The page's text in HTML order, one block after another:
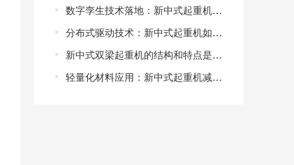
数字孪生技术落地：新中式起重机的虚拟调试能缩短多少交付周期？从物理样机到数字镜像，调试成本能否降低50%以上？
分布式驱动技术：新中式起重机如何告别“大马拉小车”的能耗困局？集中驱动vs分布式驱动，哪一种更适合中小型制造车间？
新中式双梁起重机的结构和特点是什么？新中式双梁起重机的结构特点
轻量化材料应用：新中式起重机减重30%后，**性如何保障？高强度钢与碳纤维复合，谁才是轻量化的*优解？